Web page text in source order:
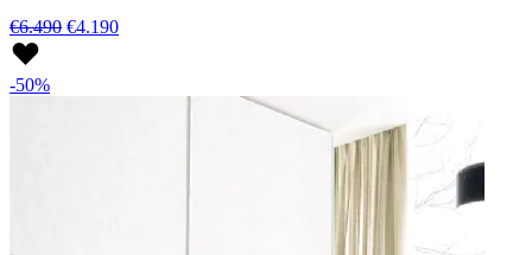
€6.490 €4.190
-50%